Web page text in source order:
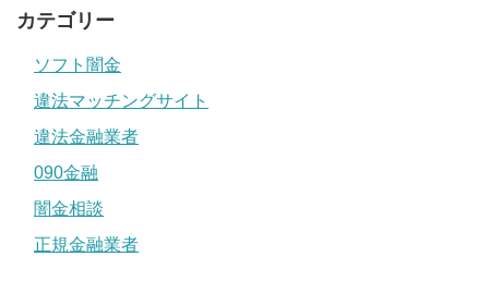
カテゴリー
ソフト闇金
違法マッチングサイト
違法金融業者
090金融
闇金相談
正規金融業者